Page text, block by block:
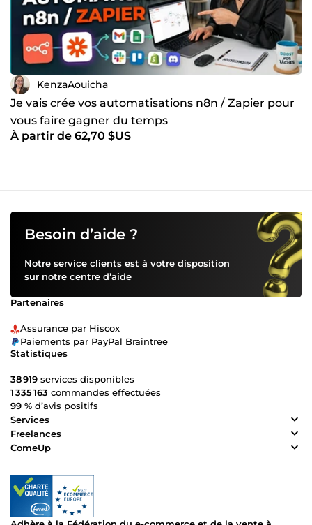
KenzaAouicha
Je vais crée vos automatisations n8n / Zapier pour
vous faire gagner du temps
À partir de 62,70 $US
Besoin d’aide ?
Notre service clients est à votre disposition
sur notre centre d’aide
Partenaires
Assurance par Hiscox
Paiements par PayPal Braintree
Statistiques
38 919 services disponibles
1 335 163 commandes effectuées
99 % d’avis positifs
Services
Freelances
ComeUp